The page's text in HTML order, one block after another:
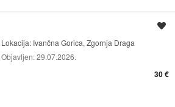
Lokacija: Ivančna Gorica, Zgornja Draga
Objavljen:29.07.2026.
30 €